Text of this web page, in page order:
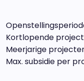
Kortlopende
Meerjarige
Max. subsidie per